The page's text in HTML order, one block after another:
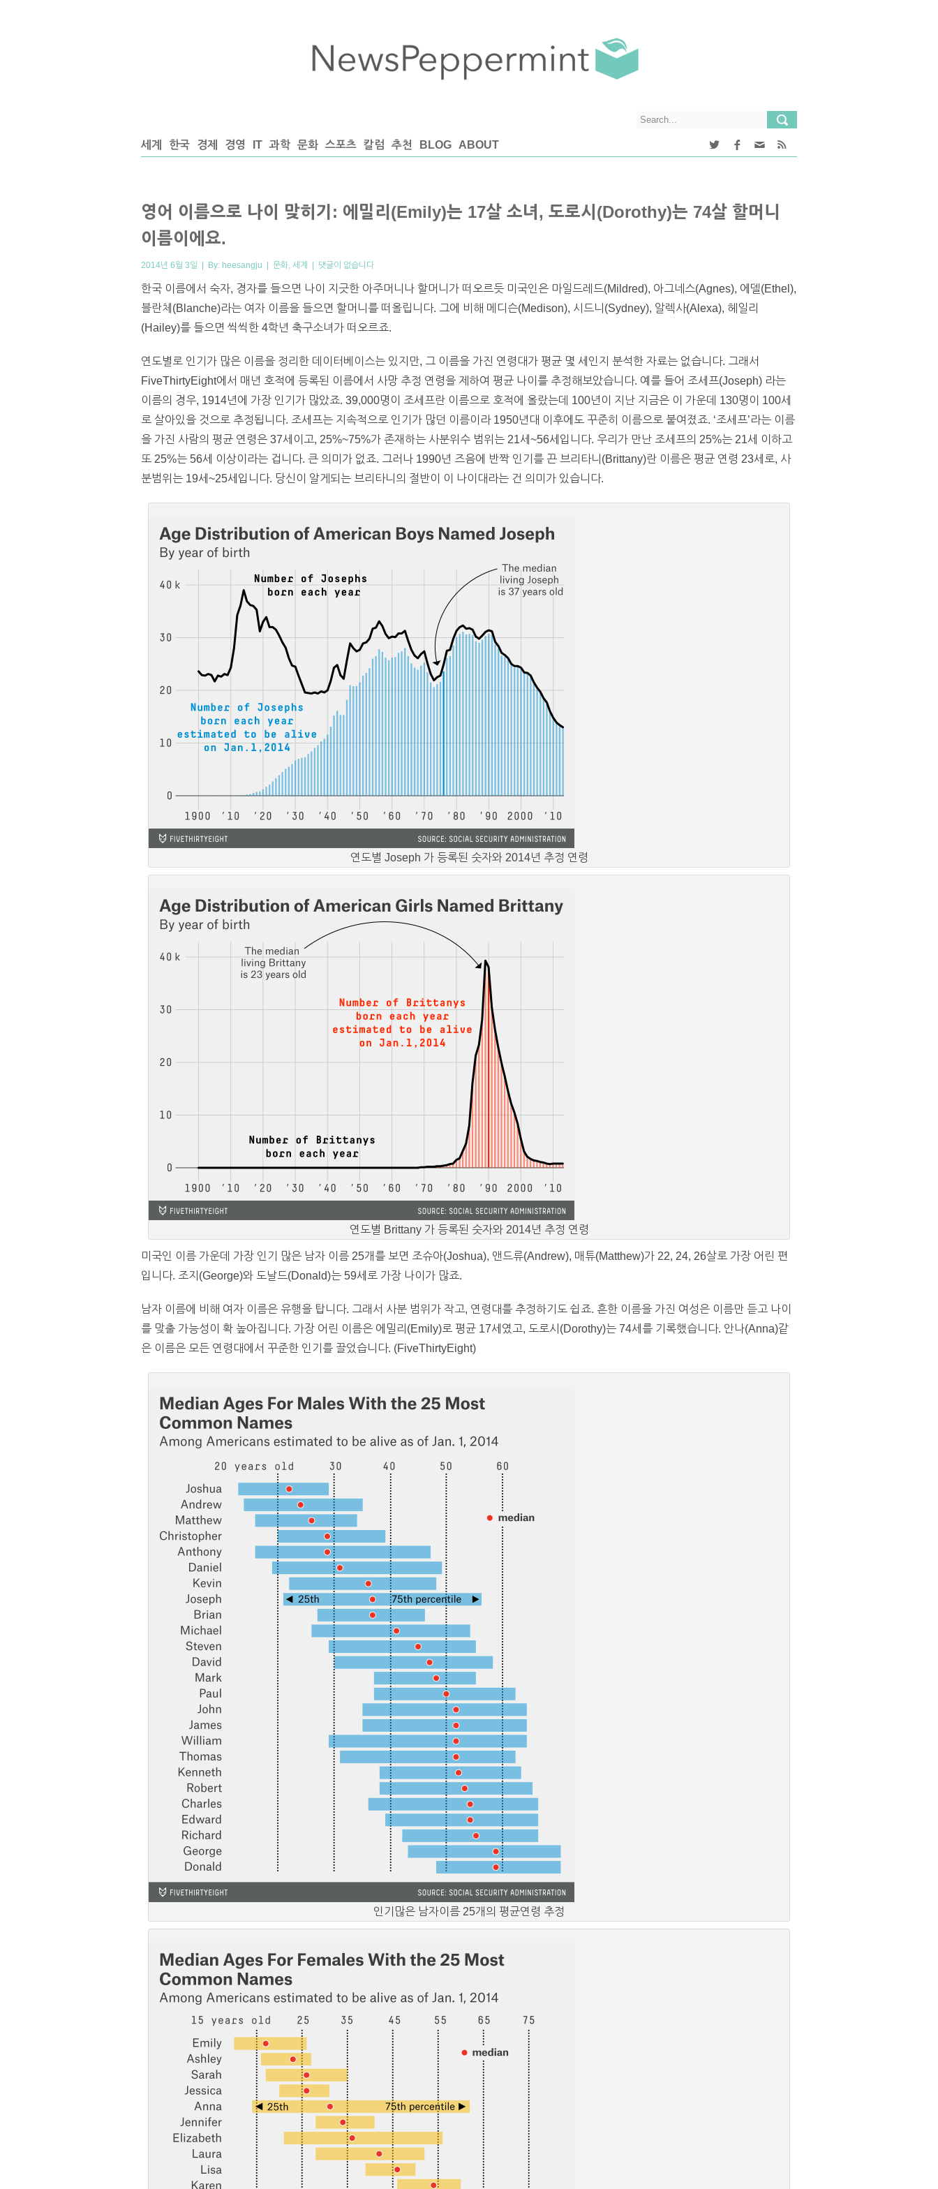
세계 한국 경제 경영 IT 과학 문화 스포츠 칼럼 추천 BLOG ABOUT
영어 이름으로 나이 맞히기: 에밀리(Emily)는 17살 소녀, 도로시(Dorothy)는 74살 할머니
이름이에요.
2014년 6월 3일 | By: heesangju | 문화, 세계 | 댓글이 없습니다
한국 이름에서 숙자, 경자를 들으면 나이 지긋한 아주머니나 할머니가 떠오르듯 미국인은 마일드레드(Mildred), 아그네스(Agnes), 에델(Ethel),
블란체(Blanche)라는 여자 이름을 들으면 할머니를 떠올립니다. 그에 비해 메디슨(Medison), 시드니(Sydney), 알렉사(Alexa), 헤일리
(Hailey)를 들으면 씩씩한 4학년 축구소녀가 떠오르죠.
연도별로 인기가 많은 이름을 정리한 데이터베이스는 있지만, 그 이름을 가진 연령대가 평균 몇 세인지 분석한 자료는 없습니다. 그래서
FiveThirtyEight에서 매년 호적에 등록된 이름에서 사망 추정 연령을 제하여 평균 나이를 추정해보았습니다. 예를 들어 조세프(Joseph) 라는
이름의 경우, 1914년에 가장 인기가 많았죠. 39,000명이 조세프란 이름으로 호적에 올랐는데 100년이 지난 지금은 이 가운데 130명이 100세
로 살아있을 것으로 추정됩니다. 조세프는 지속적으로 인기가 많던 이름이라 1950년대 이후에도 꾸준히 이름으로 붙여졌죠. ‘조세프’라는 이름
을 가진 사람의 평균 연령은 37세이고, 25%~75%가 존재하는 사분위수 범위는 21세~56세입니다. 우리가 만난 조세프의 25%는 21세 이하고
또 25%는 56세 이상이라는 겁니다. 큰 의미가 없죠. 그러나 1990년 즈음에 반짝 인기를 끈 브리타니(Brittany)란 이름은 평균 연령 23세로, 사
분범위는 19세~25세입니다. 당신이 알게되는 브리타니의 절반이 이 나이대라는 건 의미가 있습니다.
연도별 Joseph 가 등록된 숫자와 2014년 추정 연령
연도별 Brittany 가 등록된 숫자와 2014년 추정 연령
미국인 이름 가운데 가장 인기 많은 남자 이름 25개를 보면 조슈아(Joshua), 앤드류(Andrew), 매튜(Matthew)가 22, 24, 26살로 가장 어린 편
입니다. 조지(George)와 도날드(Donald)는 59세로 가장 나이가 많죠.
남자 이름에 비해 여자 이름은 유행을 탑니다. 그래서 사분 범위가 작고, 연령대를 추정하기도 쉽죠. 흔한 이름을 가진 여성은 이름만 듣고 나이
를 맞출 가능성이 확 높아집니다. 가장 어린 이름은 에밀리(Emily)로 평균 17세였고, 도로시(Dorothy)는 74세를 기록했습니다. 안나(Anna)같
은 이름은 모든 연령대에서 꾸준한 인기를 끌었습니다. (FiveThirtyEight)
인기많은 남자이름 25개의 평균연령 추정